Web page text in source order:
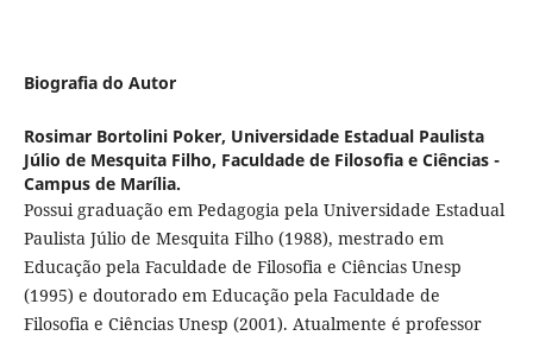
Biografia do Autor
Rosimar Bortolini Poker, Universidade Estadual Paulista
Júlio de Mesquita Filho, Faculdade de Filosofia e Ciências -
Campus de Marília.
Possui graduação em Pedagogia pela Universidade Estadual
Paulista Júlio de Mesquita Filho (1988), mestrado em
Educação pela Faculdade de Filosofia e Ciências Unesp
(1995) e doutorado em Educação pela Faculdade de
Filosofia e Ciências Unesp (2001). Atualmente é professor